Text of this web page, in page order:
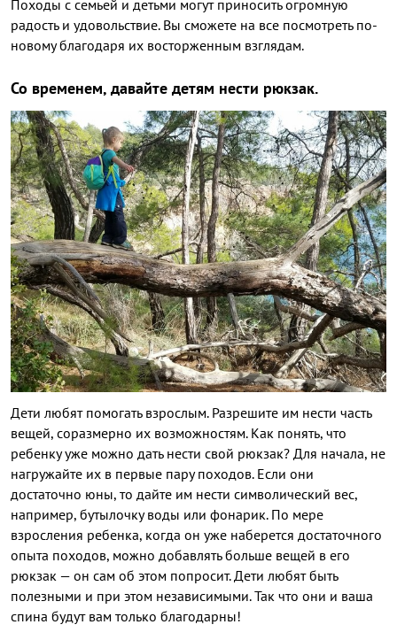
Походы с семьей и детьми могут приносить огромную
радость и удовольствие. Вы сможете на все посмотреть по-
новому благодаря их восторженным взглядам.
Со временем, давайте детям нести рюкзак.
Дети любят помогать взрослым. Разрешите им нести часть
вещей, соразмерно их возможностям. Как понять, что
ребенку уже можно дать нести свой рюкзак? Для начала, не
нагружайте их в первые пару походов. Если они
достаточно юны, то дайте им нести символический вес,
например, бутылочку воды или фонарик. По мере
взросления ребенка, когда он уже наберется достаточного
опыта походов, можно добавлять больше вещей в его
рюкзак — он сам об этом попросит. Дети любят быть
полезными и при этом независимыми. Так что они и ваша
спина будут вам только благодарны!